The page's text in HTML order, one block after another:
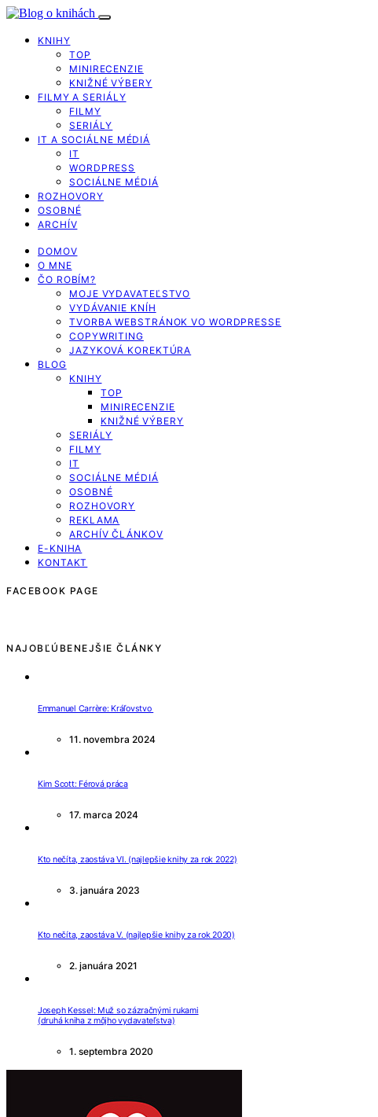
KNIHY
TOP
MINIRECENZIE
KNIŽNÉ VÝBERY
FILMY A SERIÁLY
FILMY
SERIÁLY
IT A SOCIÁLNE MÉDIÁ
IT
WORDPRESS
SOCIÁLNE MÉDIÁ
ROZHOVORY
OSOBNÉ
ARCHÍV
DOMOV
O MNE
ČO ROBÍM?
MOJE VYDAVATEĽSTVO
VYDÁVANIE KNÍH
TVORBA WEBSTRÁNOK VO WORDPRESSE
COPYWRITING
JAZYKOVÁ KOREKTÚRA
BLOG
KNIHY
TOP
MINIRECENZIE
KNIŽNÉ VÝBERY
SERIÁLY
FILMY
IT
SOCIÁLNE MÉDIÁ
OSOBNÉ
ROZHOVORY
REKLAMA
ARCHÍV ČLÁNKOV
E-KNIHA
KONTAKT
FACEBOOK PAGE
NAJOBĽÚBENEJŠIE ČLÁNKY
Emmanuel Carrère: Kráľovstvo
11. novembra 2024
Kim Scott: Férová práca
17. marca 2024
Kto nečíta, zaostáva VI. (najlepšie knihy za rok 2022)
3. januára 2023
Kto nečíta, zaostáva V. (najlepšie knihy za rok 2020)
2. januára 2021
Joseph Kessel: Muž so zázračnými rukami
(druhá kniha z môjho vydavateľstva)
1. septembra 2020